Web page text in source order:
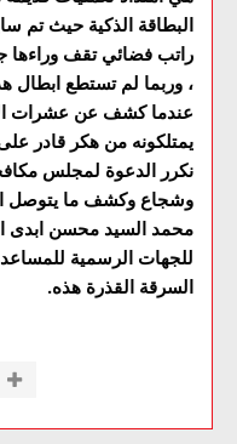
البطاقة الذكية حيث تم
راتب فضائي تقف وراءها
، وربما لم تستطع ابطال
عندما كشف عن عشرات
يمتلكونه من هكر قادر
نكرر الدعوة لمجلس
وشجاع وكشف ما يتوصل
محمد السيد محسن ابدى
للجهات الرسمية
السرقة القذرة هذه.